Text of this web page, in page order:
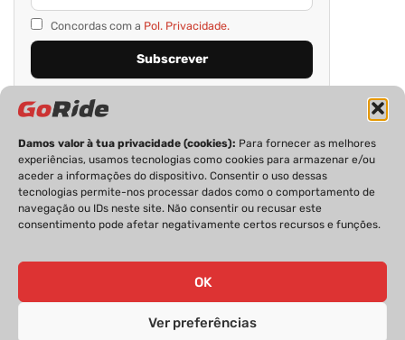
Damos valor à tua privacidade (cookies): Para fornecer as melhores
experiências, usamos tecnologias como cookies para armazenar e/ou
aceder a informações do dispositivo. Consentir o uso dessas
tecnologias permite-nos processar dados como o comportamento de
navegação ou IDs neste site. Não consentir ou recusar este
consentimento pode afetar negativamente certos recursos e funções.
OK
Ver preferências
Concordas com a Pol. Privacidade.
PRIVACIDADE FICHA TÉCNICA
ESTATUTO EDITORIAL